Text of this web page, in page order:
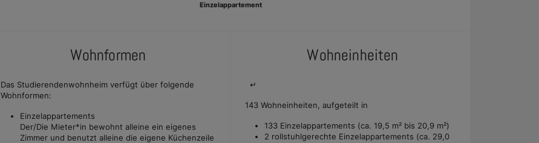
Einzelappartement
Wohnformen
Das Studierendenwohnheim verfügt über folgende
Wohnformen:
Einzelappartements
Der/Die Mieter*in bewohnt alleine ein eigenes
Zimmer und benutzt alleine die eigene Küchenzeile
Wohneinheiten
↵
143 Wohneinheiten, aufgeteilt in
133 Einzelappartements (ca. 19,5 m² bis 20,9 m²)
2 rollstuhlgerechte Einzelappartements (ca. 29,0